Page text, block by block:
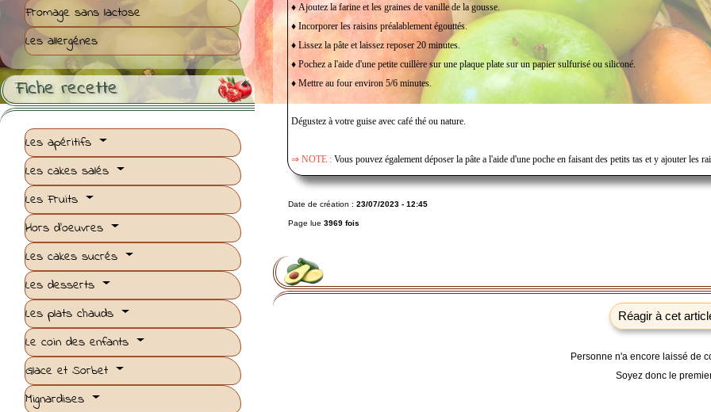
Fromage sans lactose
Les allergénes

Fiche recette
Les apéritifs
Les cakes salés
Les Fruits
Hors d'oeuvres
Les cakes sucrés
Les desserts
Les plats chauds
Le coin des enfants
Glace et Sorbet
Mignardises
♦ Ajoutez la farine et les graines de vanille de la gousse.
♦ Incorporer les raisins préalablement égouttés.
♦ Lissez la pâte et laissez reposer 20 minutes.
♦ Pochez a l'aide d'une petite cuillère sur une plaque plate sur un papier sulfurisé ou siliconé.
♦ Mettre au four environ 5/6 minutes.
Dégustez à votre guise avec café thé ou nature.
⇒ NOTE :Vous pouvez également déposer la pâte a l'aide d'une poche en faisant des petits tas et y ajouter les
Date de création : 23/07/2023 - 12:45
Page lue 3969 fois
Réagir à cet
Personne n'a encore laissé de
Soyez donc le